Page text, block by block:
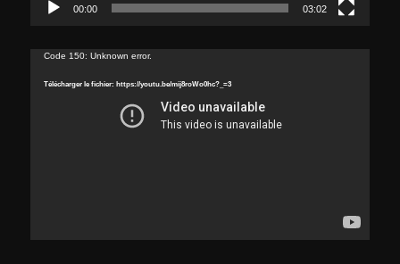
00:00 03:02
Lecteur
Code 150: Unknown error.
Télécharger le fichier: https://youtu.be/mij8roWo0hc?_=3